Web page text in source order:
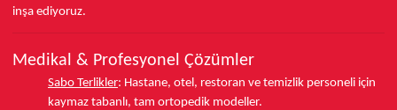
inşa ediyoruz.
Medikal & Profesyonel Çözümler
Sabo Terlikler: Hastane, otel, restoran ve temizlik personeli için
kaymaz tabanlı, tam ortopedik modeller.